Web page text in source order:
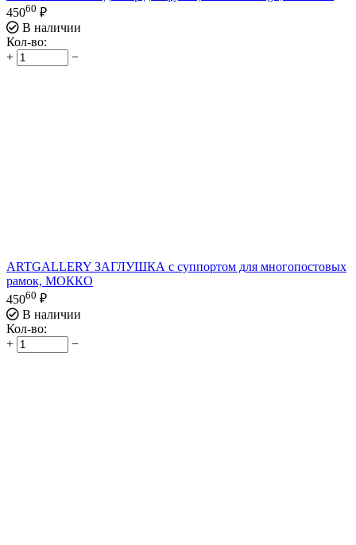
45060 ₽
В наличии
Кол-во:
+
−
ARTGALLERY ЗАГЛУШКА с суппортом для многопостовых
рамок, МОККО
45060 ₽
В наличии
Кол-во:
+
−